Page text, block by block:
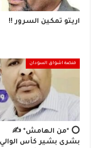
اريتو تمكين السرور !!
منصة اشواق السودان
⭕ *من الهامش* ✍️
بشرى بشير كأس الوالي